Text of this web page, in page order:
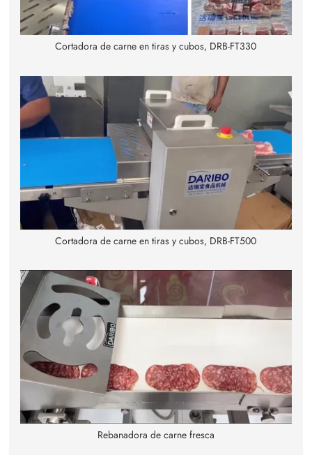
Cortadora de carne en tiras y cubos, DRB-FT330
Cortadora de carne en tiras y cubos, DRB-FT500
Rebanadora de carne fresca